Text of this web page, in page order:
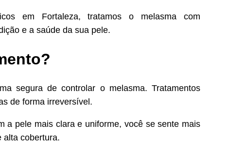
em Fortaleza, tratamos o melasma com
e a saúde da sua pele.
segura de controlar o melasma. Tratamentos
de forma irreversível.
a pele mais clara e uniforme, você se sente mais
alta cobertura.